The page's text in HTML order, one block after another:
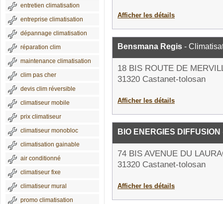
entretien climatisation
entreprise climatisation
dépannage climatisation
réparation clim
maintenance climatisation
clim pas cher
devis clim réversible
climatiseur mobile
prix climatiseur
climatiseur monobloc
climatisation gainable
air conditionné
climatiseur fixe
climatiseur mural
promo climatisation
Afficher les détails
Bensmana Regis -
18 BIS ROUTE DE
31320 Castanet-tolosan
Afficher les détails
BIO ENERGIES DIFFUSION
74 BIS AVENUE DU
31320 Castanet-tolosan
Afficher les détails